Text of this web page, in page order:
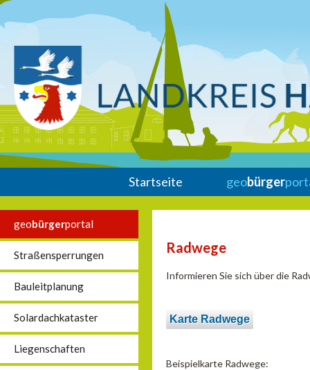
Startseite geobürger
geobürgerportal
Straßensperrungen
Bauleitplanung
Solardachkataster
Liegenschaften
Radwege
Informieren Sie sich über die
Karte Radwege
Beispielkarte Radwege: